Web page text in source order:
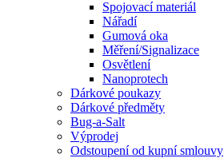
Spojovací materiál
Nářadí
Gumová oka
Měření/Signalizace
Osvětlení
Nanoprotech
Dárkové poukazy
Dárkové předměty
Bug-a-Salt
Výprodej
Odstoupení od kupní smlouvy